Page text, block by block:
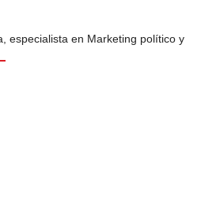
especialista en Marketing político y